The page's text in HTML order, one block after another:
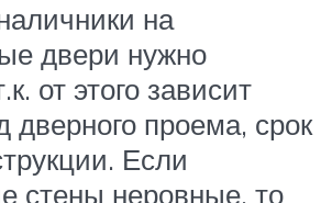
на
двери нужно
от этого зависит
проема, срок
Если
стены неровные, то